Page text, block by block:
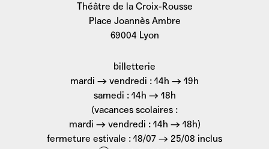
Théâtre de la Croix-Rousse
Place Joannès Ambre
69004 Lyon
billetterie
mardi → vendredi : 14h → 19h
samedi : 14h → 18h
(vacances scolaires :
mardi → vendredi : 14h → 18h)
fermeture estivale : 18/07 → 25/08 inclus